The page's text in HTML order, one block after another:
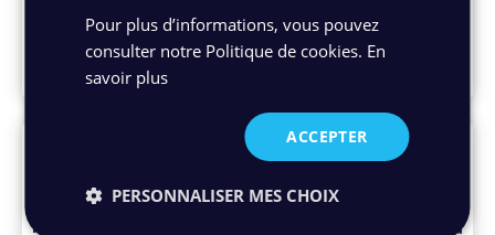
Webinaire administrations publiques :
comment rattraper des années
d’accumulation d’archives non triées ?
27/01/2026
Pour plus d’informations, vous pouvez
consulter notre Politique de cookies. En
savoir plus
ACCEPTER
PERSONNALISER MES CHOIX